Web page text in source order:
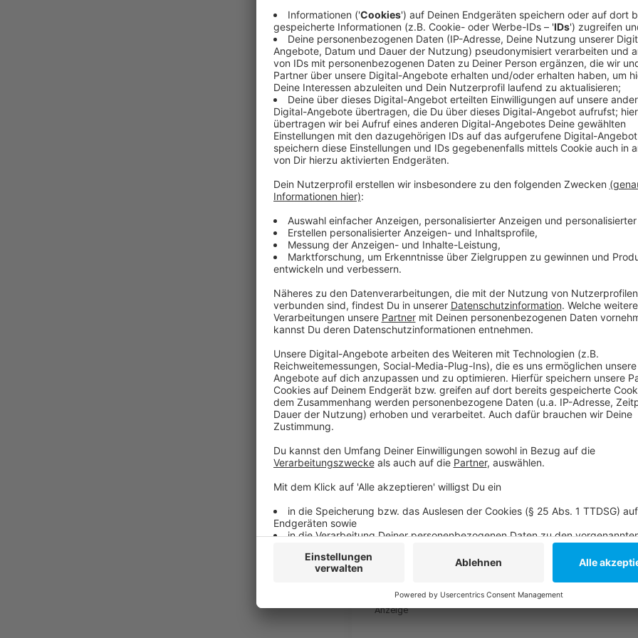
Anzeige
Es geht unter anderem um das Glasmacher-Viertel
Oberbilk (Ecke Kölner/Erkrather Str.). Beide
Gruppe, die seit Jahren dort nichts unternimmt.
Anzeige
Düsseldorf auf der Expo-Real
Anzeige
Der OB stellte in seiner Rede ansonsten im
betonte er, dass beim Bauen in Düsseldorf auf
nannte er The Cradle im Medienhafen, die neuen
Feuerwache Kaiserswerth.
Anzeige
Weitere Infos und Links zum Thema:
Die Mitteilung der Stadt zur OB-Präsentation
SPD-Forderung zu Wohnbaubrachen
Anzeige